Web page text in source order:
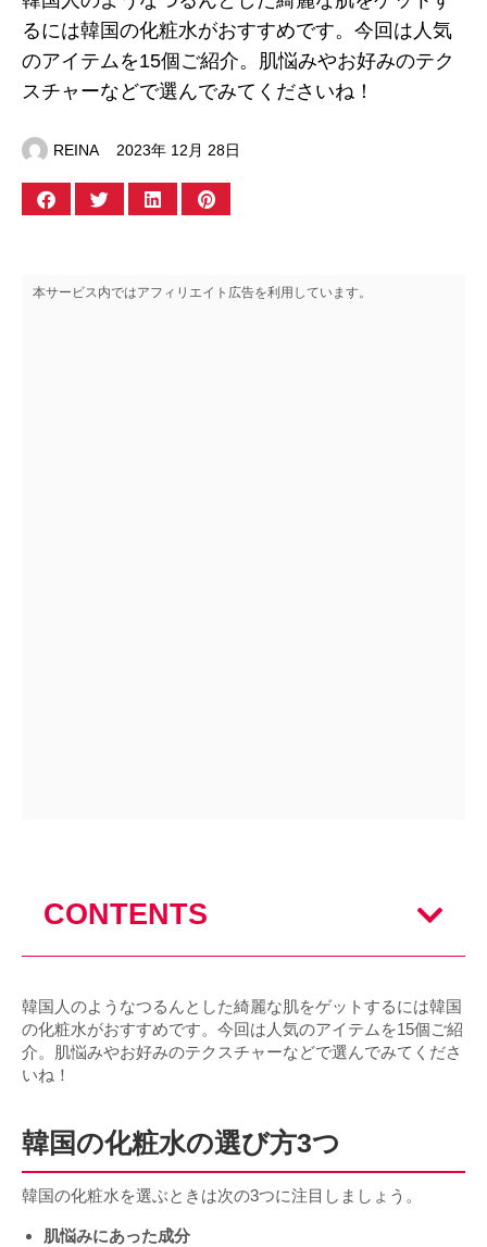
るには韓国の化粧水がおすすめです。今回は人気
のアイテムを15個ご紹介。肌悩みやお好みのテク
スチャーなどで選んでみてくださいね！
REINA 2023年 12月 28日
本サービス内ではアフィリエイト広告を利用しています。
CONTENTS
韓国人のようなつるんとした綺麗な肌をゲットするには韓国
の化粧水がおすすめです。今回は人気のアイテムを15個ご紹
介。肌悩みやお好みのテクスチャーなどで選んでみてくださ
いね！
韓国の化粧水の選び方3つ
韓国の化粧水を選ぶときは次の3つに注目しましょう。
肌悩みにあった成分